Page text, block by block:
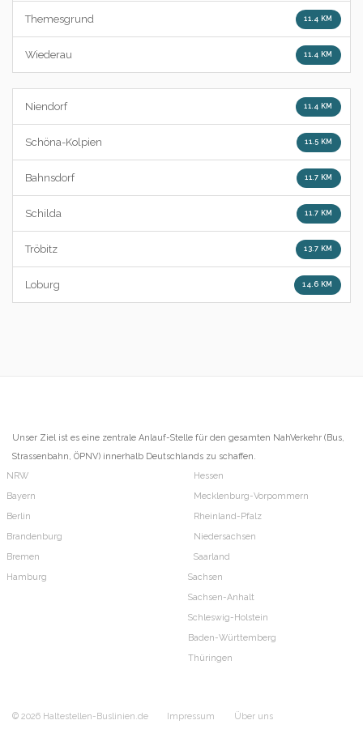
Themesgrund 11.4 KM
Wiederau 11.4 KM
Niendorf 11.4 KM
Schöna-Kolpien 11.5 KM
Bahnsdorf 11.7 KM
Schilda 11.7 KM
Tröbitz 13.7 KM
Loburg 14.6 KM
Unser Ziel ist es eine zentrale Anlauf-Stelle für den gesamten NahVerkehr (Bus,
Strassenbahn, ÖPNV) innerhalb Deutschlands zu schaffen.
NRW
Bayern
Berlin
Brandenburg
Bremen
Hamburg
Hessen
Mecklenburg-Vorpommern
Rheinland-Pfalz
Niedersachsen
Saarland
Sachsen
Sachsen-Anhalt
Schleswig-Holstein
Baden-Württemberg
Thüringen
© 2026 Haltestellen-Buslinien.de Impressum Über uns